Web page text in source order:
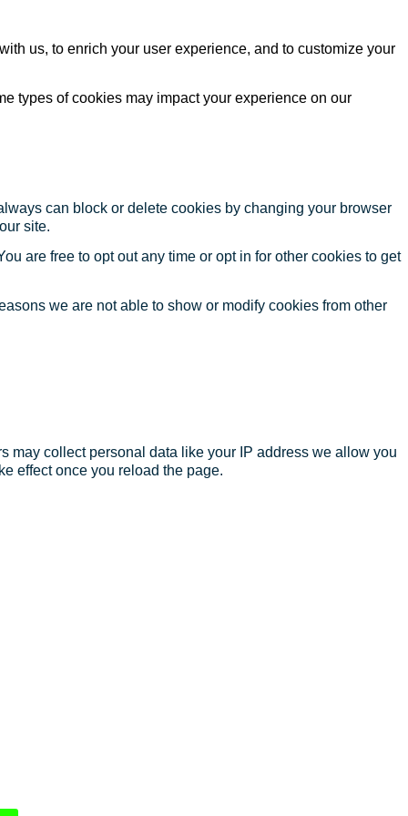
us, to enrich your user experience, and to customize your
types of cookies may impact your experience on our
can block or delete cookies by changing your browser
site.
are free to opt out any time or opt in for other cookies to get
we are not able to show or modify cookies from other
may collect personal data like your IP address we allow you
effect once you reload the page.